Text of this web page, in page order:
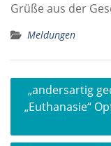
Grüße aus der
Meldungen
„andersartig
„Euthanasie“